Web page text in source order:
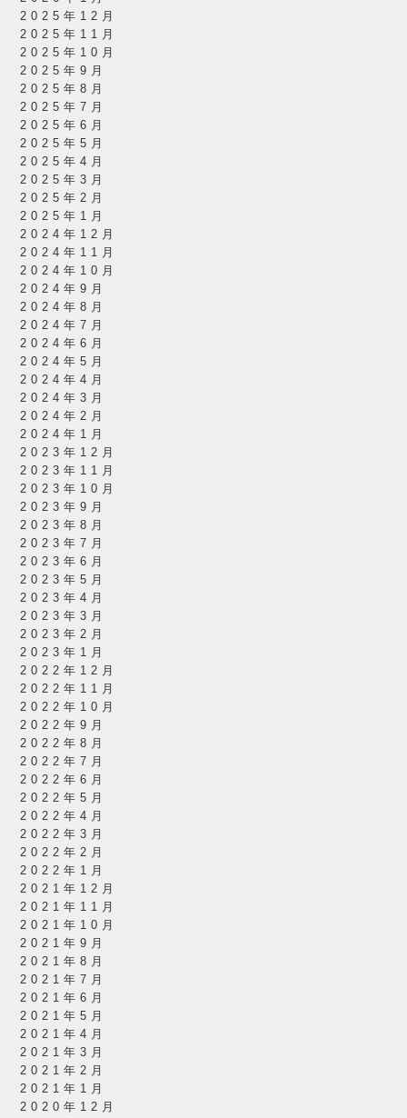
2025年12月
2025年11月
2025年10月
2025年9月
2025年8月
2025年7月
2025年6月
2025年5月
2025年4月
2025年3月
2025年2月
2025年1月
2024年12月
2024年11月
2024年10月
2024年9月
2024年8月
2024年7月
2024年6月
2024年5月
2024年4月
2024年3月
2024年2月
2024年1月
2023年12月
2023年11月
2023年10月
2023年9月
2023年8月
2023年7月
2023年6月
2023年5月
2023年4月
2023年3月
2023年2月
2023年1月
2022年12月
2022年11月
2022年10月
2022年9月
2022年8月
2022年7月
2022年6月
2022年5月
2022年4月
2022年3月
2022年2月
2022年1月
2021年12月
2021年11月
2021年10月
2021年9月
2021年8月
2021年7月
2021年6月
2021年5月
2021年4月
2021年3月
2021年2月
2021年1月
2020年12月